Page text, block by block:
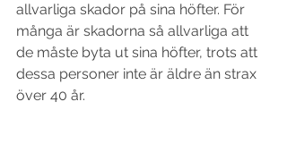
allvarliga skador på sina höfter. För
många är skadorna så allvarliga att
de måste byta ut sina höfter, trots att
dessa personer inte är äldre än strax
över 40 år.